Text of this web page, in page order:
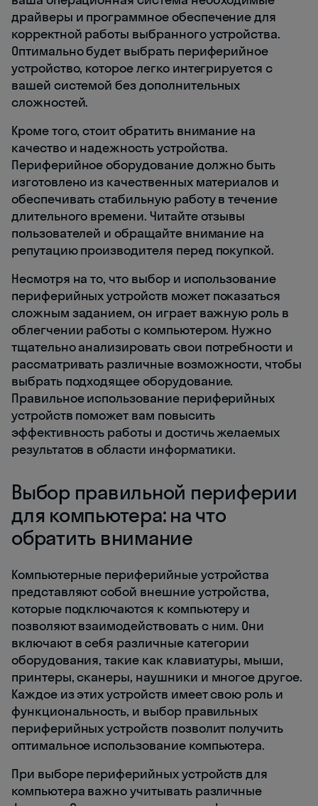
драйверы и программное обеспечение для
корректной работы выбранного устройства.
Оптимально будет выбрать периферийное
устройство, которое легко интегрируется с
вашей системой без дополнительных
сложностей.
Кроме того, стоит обратить внимание на
качество и надежность устройства.
Периферийное оборудование должно быть
изготовлено из качественных материалов и
обеспечивать стабильную работу в течение
длительного времени. Читайте отзывы
пользователей и обращайте внимание на
репутацию производителя перед покупкой.
Несмотря на то, что выбор и использование
периферийных устройств может показаться
сложным заданием, он играет важную роль в
облегчении работы с компьютером. Нужно
тщательно анализировать свои потребности и
рассматривать различные возможности, чтобы
выбрать подходящее оборудование.
Правильное использование периферийных
устройств поможет вам повысить
эффективность работы и достичь желаемых
результатов в области информатики.
Выбор правильной периферии
для компьютера: на что
обратить внимание
Компьютерные периферийные устройства
представляют собой внешние устройства,
которые подключаются к компьютеру и
позволяют взаимодействовать с ним. Они
включают в себя различные категории
оборудования, такие как клавиатуры, мыши,
принтеры, сканеры, наушники и многое другое.
Каждое из этих устройств имеет свою роль и
функциональность, и выбор правильных
периферийных устройств позволит получить
оптимальное использование компьютера.
При выборе периферийных устройств для
компьютера важно учитывать различные